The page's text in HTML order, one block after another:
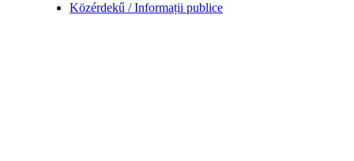
Közérdekű / Informații publice